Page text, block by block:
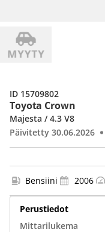
Toyota Crown
Majesta / 4.3 V8
Päivitetty 30.06.2026
ID 15709802
Bensiini 2006
Perustiedot
Mittarilukema